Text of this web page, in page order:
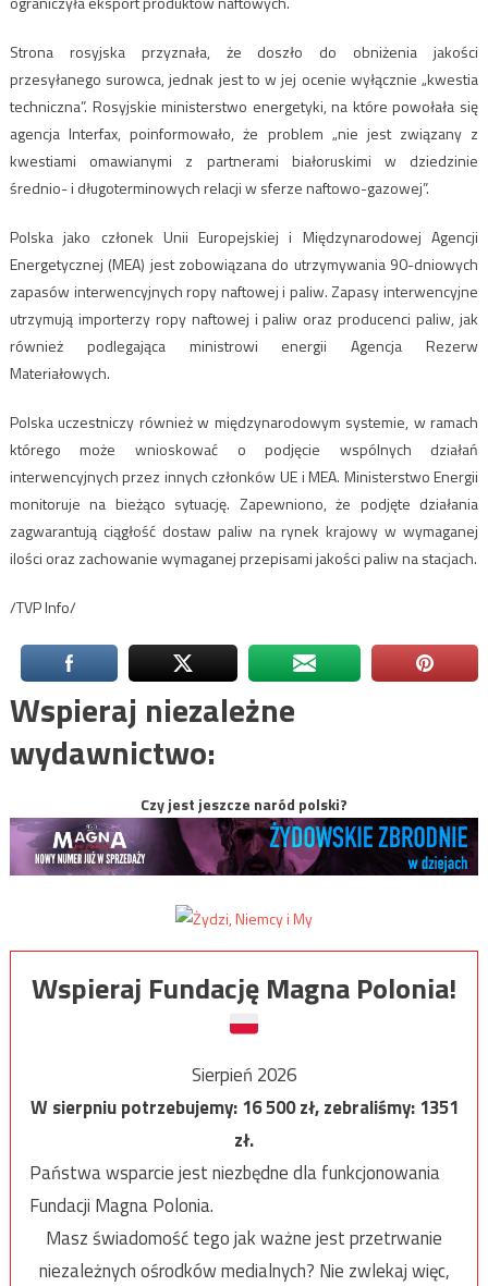
Strona rosyjska przyznała, że doszło do obniżenia jakości
przesyłanego surowca, jednak jest to w jej ocenie wyłącznie „kwestia
techniczna”. Rosyjskie ministerstwo energetyki, na które powołała się
agencja Interfax, poinformowało, że problem „nie jest związany z
kwestiami omawianymi z partnerami białoruskimi w dziedzinie
średnio- i długoterminowych relacji w sferze naftowo-gazowej”.
Polska jako członek Unii Europejskiej i Międzynarodowej Agencji
Energetycznej (MEA) jest zobowiązana do utrzymywania 90-dniowych
zapasów interwencyjnych ropy naftowej i paliw. Zapasy interwencyjne
utrzymują importerzy ropy naftowej i paliw oraz producenci paliw, jak
również podlegająca ministrowi energii Agencja Rezerw
Materiałowych.
Polska uczestniczy również w międzynarodowym systemie, w ramach
którego może wnioskować o podjęcie wspólnych działań
interwencyjnych przez innych członków UE i MEA. Ministerstwo Energii
monitoruje na bieżąco sytuację. Zapewniono, że podjęte działania
zagwarantują ciągłość dostaw paliw na rynek krajowy w wymaganej
ilości oraz zachowanie wymaganej przepisami jakości paliw na stacjach.
/TVP Info/
Wspieraj niezależne
wydawnictwo:
Czy jest jeszcze naród polski?
Wspieraj Fundację Magna Polonia!
Sierpień 2026
W sierpniu potrzebujemy:16 500zł, zebraliśmy:1351
zł.
Państwa wsparcie jest niezbędne dla funkcjonowania
Fundacji Magna Polonia.
Masz świadomość tego jak ważne jest przetrwanie
niezależnych ośrodków medialnych? Nie zwlekaj więc,